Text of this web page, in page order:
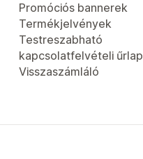
Promóciós bannerek
Termékjelvények
Testreszabható
kapcsolatfelvételi űrlap
Visszaszámláló